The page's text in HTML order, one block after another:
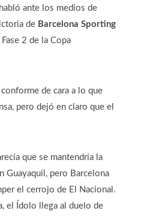
habló ante los medios de
de Barcelona Sporting
2 de la Copa
de cara a lo que
pero dejó en claro que el
que se mantendría la
Guayaquil, pero Barcelona
el cerrojo de El Nacional.
el Ídolo llega al duelo de